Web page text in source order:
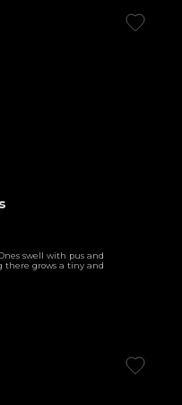
swell with pus and
there grows a tiny and